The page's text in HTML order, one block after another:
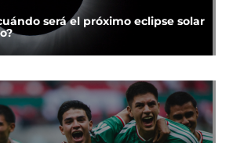
será el próximo eclipse solar